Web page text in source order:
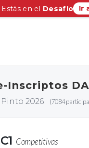
Estás en el Desafío Ir
Inscriptos
Pinto 2026 (7084
Competitivas